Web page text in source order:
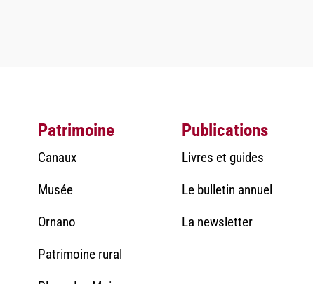
Patrimoine
Canaux
Musée
Ornano
Patrimoine rural
Publications
Livres et guides
Le bulletin annuel
La newsletter